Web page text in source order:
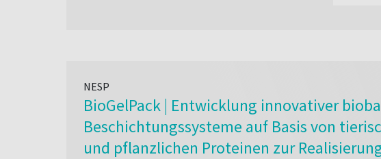
NESP
BioGelPack | Entwicklung innovativer
Beschichtungssysteme auf Basis von
und pflanzlichen Proteinen zur